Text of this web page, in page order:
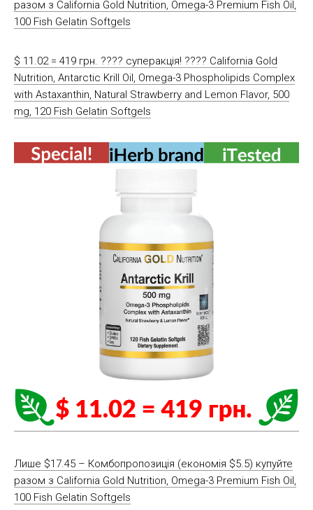
разом з California Gold Nutrition, Omega-3 Premium Fish Oil,
100 Fish Gelatin Softgels
$ 11.02 = 419 грн. ???? cуперакція! ???? California Gold
Nutrition, Antarctic Krill Oil, Omega-3 Phospholipids Complex
with Astaxanthin, Natural Strawberry and Lemon Flavor, 500
mg, 120 Fish Gelatin Softgels
Лише $17.45 – Комбопропозиція (економія $5.5) купуйте
разом з California Gold Nutrition, Omega-3 Premium Fish Oil,
100 Fish Gelatin Softgels